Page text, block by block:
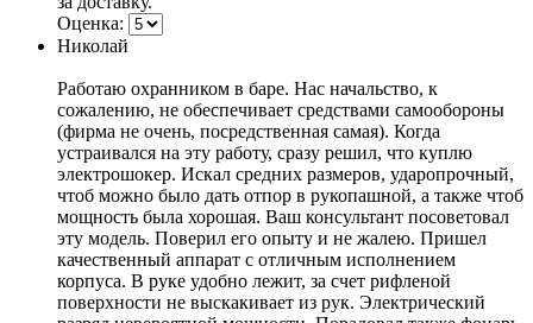
Оценка:
Николай
Работаю охранником в баре. Нас начальство, к
сожалению, не обеспечивает средствами самообороны
(фирма не очень, посредственная самая). Когда
устраивался на эту работу, сразу решил, что куплю
электрошокер. Искал средних размеров, ударопрочный,
чтоб можно было дать отпор в рукопашной, а также чтоб
мощность была хорошая. Ваш консультант посоветовал
эту модель. Поверил его опыту и не жалею. Пришел
качественный аппарат с отличным исполнением
корпуса. В руке удобно лежит, за счет рифленой
поверхности не выскакивает из рук. Электрический